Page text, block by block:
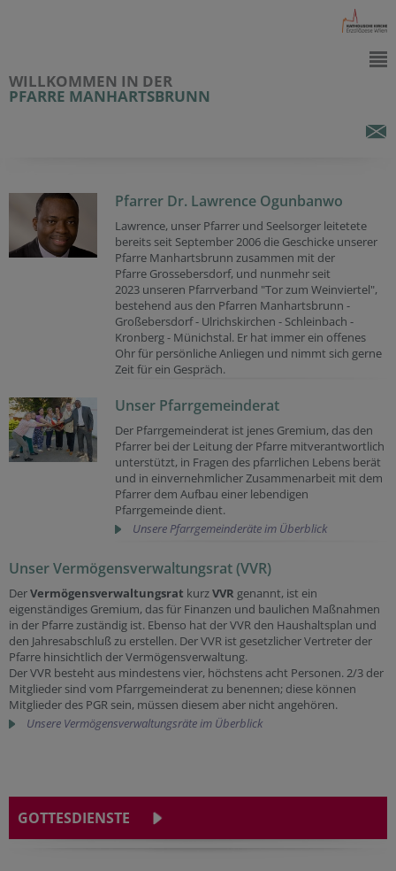
WILLKOMMEN IN DER
PFARRE MANHARTSBRUNN
Pfarrer Dr. Lawrence Ogunbanwo
Lawrence, unser Pfarrer und Seelsorger leitetete
bereits seit September 2006 die Geschicke unserer
Pfarre Manhartsbrunn zusammen mit der
Pfarre Grossebersdorf, und nunmehr seit
2023 unseren Pfarrverband "Tor zum Weinviertel",
bestehend aus den Pfarren Manhartsbrunn -
Großebersdorf - Ulrichskirchen - Schleinbach -
Kronberg - Münichstal. Er hat immer ein offenes
Ohr für persönliche Anliegen und nimmt sich gerne
Zeit für ein Gespräch.
Unser Pfarrgemeinderat
Der Pfarrgemeinderat ist jenes Gremium, das den
Pfarrer bei der Leitung der Pfarre mitverantwortlich
unterstützt, in Fragen des pfarrlichen Lebens berät
und in einvernehmlicher Zusammenarbeit mit dem
Pfarrer dem Aufbau einer lebendigen
Pfarrgemeinde dient.
Unsere Pfarrgemeinderäte im Überblick
Unser Vermögensverwaltungsrat (VVR)
DerVermögensverwaltungsrat kurzVVR genannt, ist ein
eigenständiges Gremium, das für Finanzen und baulichen Maßnahmen
in der Pfarre zuständig ist. Ebenso hat der VVR den Haushaltsplan und
den Jahresabschluß zu erstellen. Der VVR ist gesetzlicher Vertreter der
Pfarre hinsichtlich der Vermögensverwaltung.
Der VVR besteht aus mindestens vier, höchstens acht Personen. 2/3 der
Mitglieder sind vom Pfarrgemeinderat zu benennen; diese können
Mitglieder des PGR sein, müssen diesem aber nicht angehören.
Unsere Vermögensverwaltungsräte im Überblick
GOTTESDIENSTE